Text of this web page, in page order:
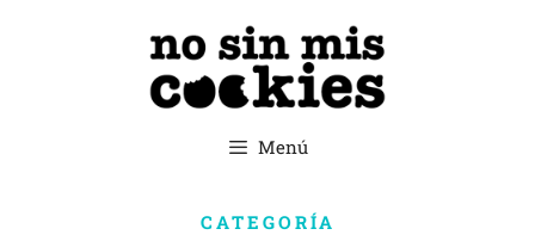
Menú
CATEGORÍA